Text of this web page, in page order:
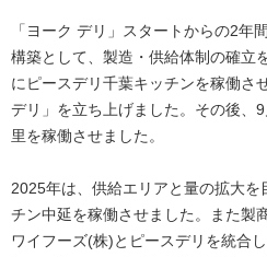
「ヨーク デリ」スタートからの2年
構築として、製造・供給体制の確立
にピースデリ千葉キッチンを稼働さ
デリ」を立ち上げました。その後、
里を稼働させました。
2025年は、供給エリアと量の拡大を
チン中延を稼働させました。また製
ワイフーズ(株)とピースデリを統合